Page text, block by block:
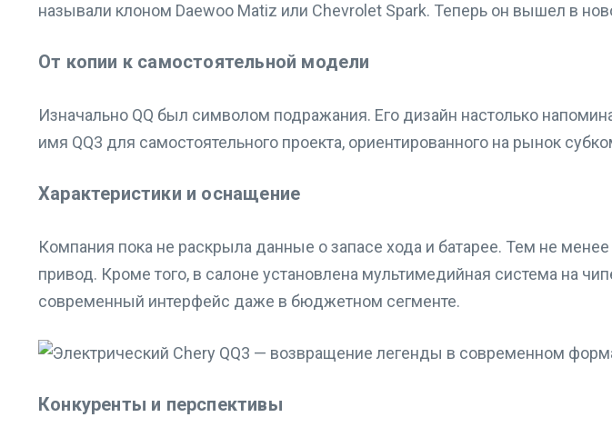
называли клоном Daewoo Matiz или Chevrolet Spark. Теперь он вышел в
От копии к самостоятельной модели
Изначально QQ был символом подражания. Его дизайн настолько
имя QQ3 для самостоятельного проекта, ориентированного на рынок
Характеристики и оснащение
Компания пока не раскрыла данные о запасе хода и батарее. Тем не
привод. Кроме того, в салоне установлена мультимедийная система на
современный интерфейс даже в бюджетном сегменте.
Конкуренты и перспективы